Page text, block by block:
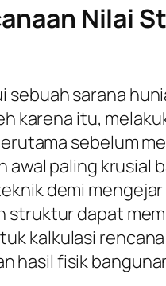
Nilai
sarana
karena itu,
sebelum
awal paling krusial
demi
dapat
kalkulasi
hasil fisik